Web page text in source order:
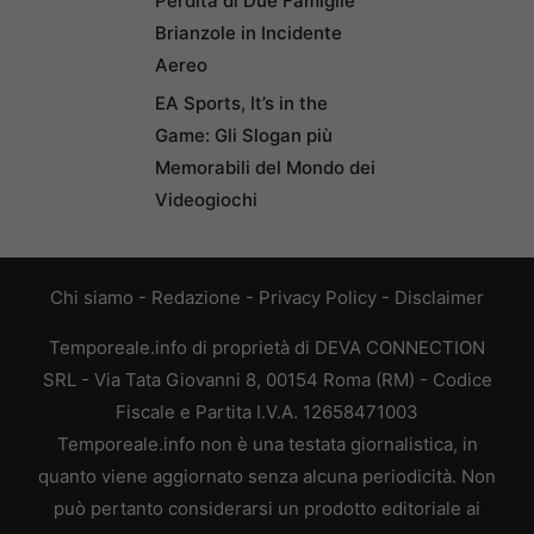
Brianzole in Incidente
Aereo
EA Sports, It’s in the
Game: Gli Slogan più
Memorabili del Mondo dei
Videogiochi
Chi siamo - Redazione - Privacy Policy - Disclaimer
Temporeale.info di proprietà di DEVA CONNECTION
SRL - Via Tata Giovanni 8, 00154 Roma (RM) - Codice
Fiscale e Partita I.V.A. 12658471003
Temporeale.info non è una testata giornalistica, in
quanto viene aggiornato senza alcuna periodicità. Non
può pertanto considerarsi un prodotto editoriale ai